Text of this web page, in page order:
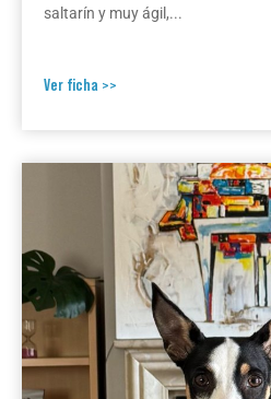
saltarín y muy ágil,...
Ver ficha >>